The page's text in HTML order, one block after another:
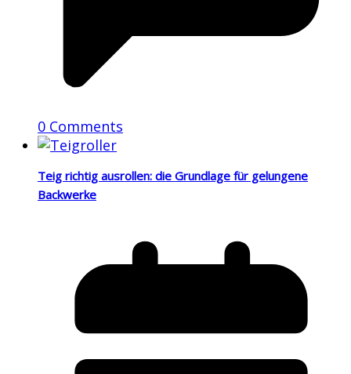
0 Comments
Teig richtig ausrollen: die Grundlage für gelungene
Backwerke